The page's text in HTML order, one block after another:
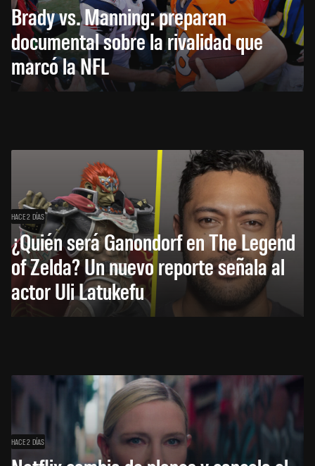
Brady vs. Manning: preparan
documental sobre la rivalidad que
marcó la NFL
HACE 2 DÍAS
¿Quién será Ganondorf en The Legend
of Zelda? Un nuevo reporte señala al
actor Uli Latukefu
HACE 2 DÍAS